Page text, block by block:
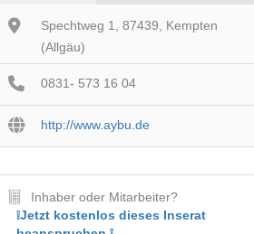
Spechtweg 1, 87439, Kempten
(Allgäu)
0831- 573 16 04
http://www.aybu.de
Inhaber oder Mitarbeiter?
❕Jetzt kostenlos dieses Inserat